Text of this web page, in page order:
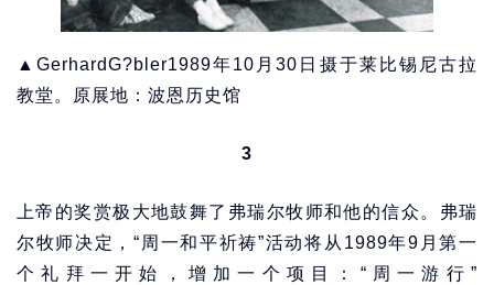
▲GerhardG?bler1989年10月30日摄于莱比锡尼古拉
教堂。原展地：波恩历史馆
3
上帝的奖赏极大地鼓舞了弗瑞尔牧师和他的信众。弗瑞
尔牧师决定，“周一和平祈祷”活动将从1989年9月第一
个礼拜一开始，增加一个项目：“周一游行”